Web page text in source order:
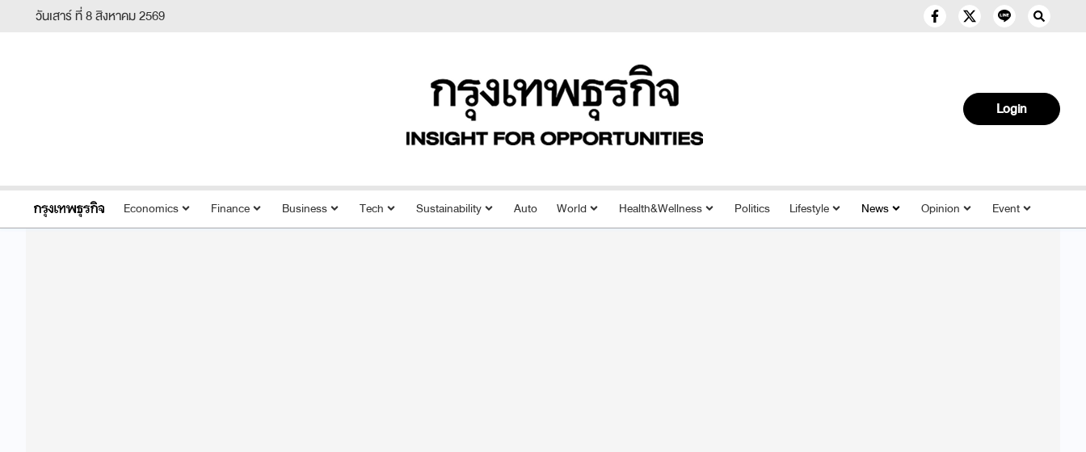
วันเสาร์ ที่ 8 สิงหาคม 2569
Login
Economics Finance Business Tech Sustainability Auto World Health&Wellness Politics Lifestyle News Opinion Event